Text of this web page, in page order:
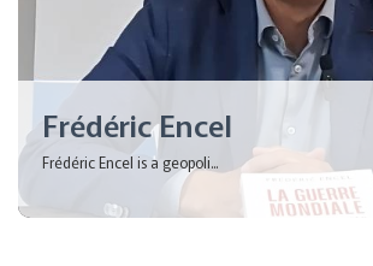
Frédéric Encel
Frédéric Encel is a geopoli...